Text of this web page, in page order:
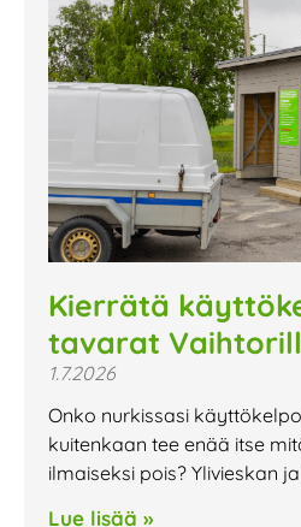
Kierrätä
tavarat
1.7.2026
Onko nurkissasi
kuitenkaan tee enää itse
ilmaiseksi pois? Ylivieskan
Lue lisää »